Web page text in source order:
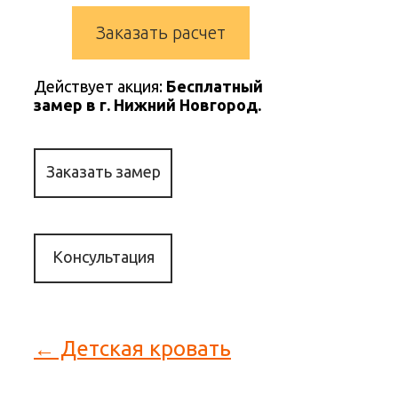
Заказать расчет
Действует акция: Бесплатный
замер в г. Нижний Новгород.
Заказать замер
Консультация
← Детская кровать